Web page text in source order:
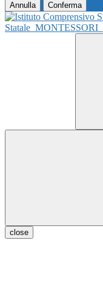
Annulla Conferma
Statale MONTESSORI
close